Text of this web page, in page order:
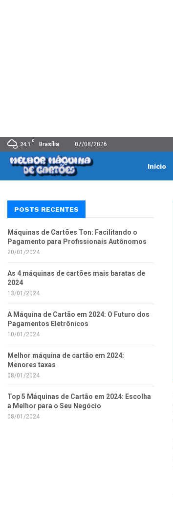
24.1
C
Brasília 07/08/2026
Início
POSTS RECENTES
Máquinas de Cartões Ton: Facilitando o
Pagamento para Profissionais Autônomos
20/01/2024
As 4 máquinas de cartões mais baratas de
2024
13/01/2024
A Máquina de Cartão em 2024: O Futuro dos
Pagamentos Eletrônicos
10/01/2024
Melhor máquina de cartão em 2024:
Menores taxas
08/01/2024
Top 5 Máquinas de Cartão em 2024: Escolha
a Melhor para o Seu Negócio
08/01/2024